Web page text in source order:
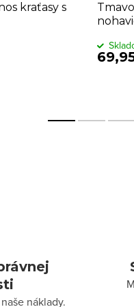
kraťasy s
náklady.